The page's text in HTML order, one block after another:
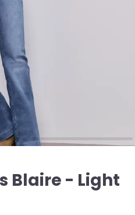
Blaire - Light